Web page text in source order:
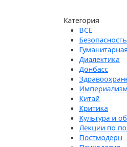
Категория
Безопасность
Диалектика
Донбасс
Империализм
Китай
Критика
Культура и
Лекции по
Постмодерн